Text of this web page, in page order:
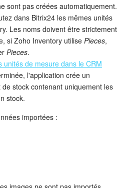
sont pas créées automatiquement.
dans Bitrix24 les mêmes unités
Les noms doivent être strictement
si Zoho Inventory utilise Pieces,
Pieces.
unités de mesure dans le CRM
l'application crée un
stock contenant uniquement les
stock.
importées :